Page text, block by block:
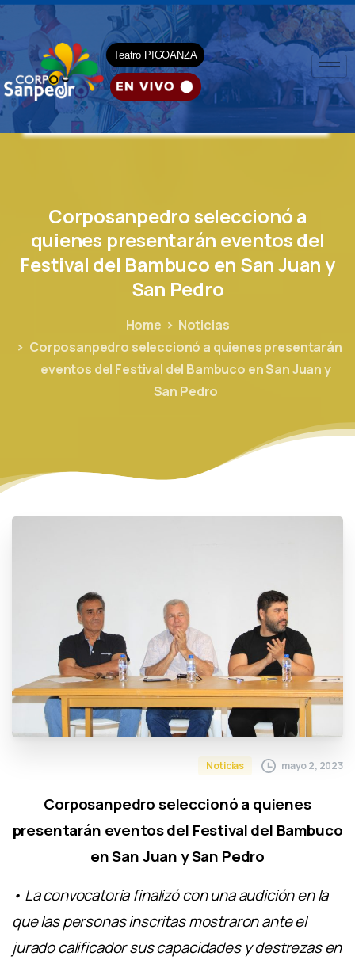
Teatro PIGOANZA
Corposanpedroseleccionóa
quienes presentarán eventosdel
Festival del Bambuco en SanJuany
San Pedro
Home
Noticias
Corposanpedro seleccionó a quienes presentarán
eventos del Festival del Bambuco en San Juan y
San Pedro
Noticias mayo 2, 2023
Corposanpedro seleccionó a quienes
presentarán eventos del Festival del Bambuco
en San Juan y San Pedro
• La convocatoria finalizó con una audición en la
que las personas inscritas mostraron ante el
jurado calificador sus capacidades y destrezas en